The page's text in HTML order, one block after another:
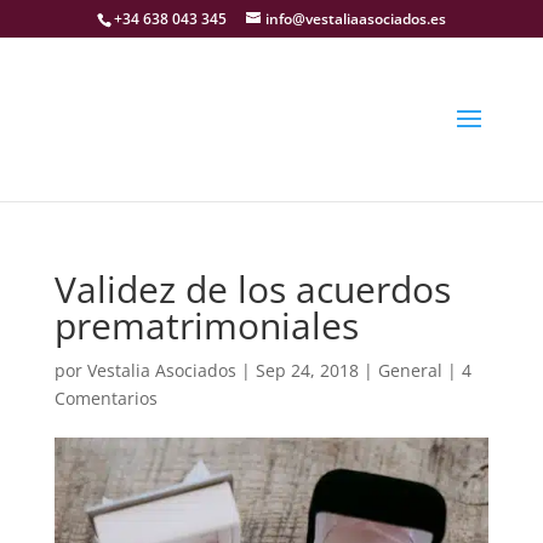
+34 638 043 345 info@vestaliaasociados.es
Validez de los acuerdos
prematrimoniales
por Vestalia Asociados | Sep 24, 2018| General | 4
Comentarios